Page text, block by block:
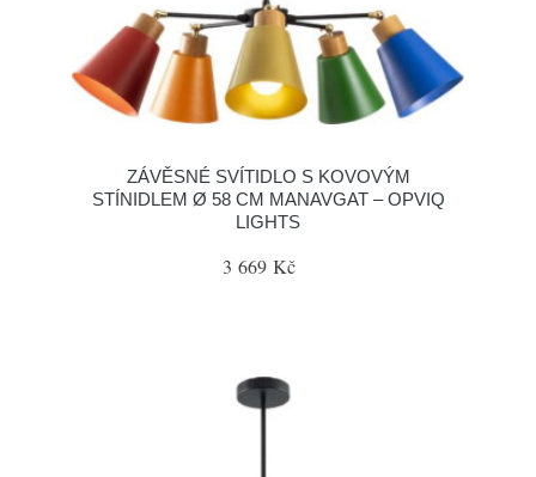
ZÁVĚSNÉ SVÍTIDLO S KOVOVÝM
STÍNIDLEM Ø 58 CM MANAVGAT – OPVIQ
LIGHTS
3 669 Kč